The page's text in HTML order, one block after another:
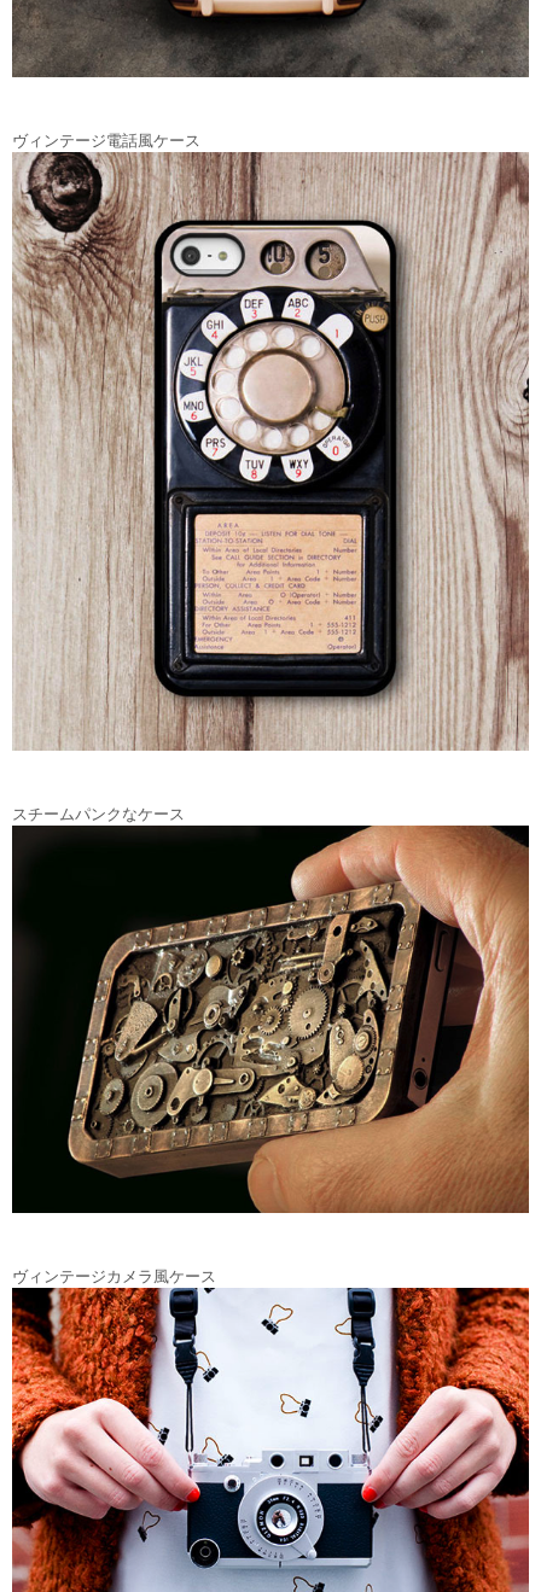
ヴィンテージ電話風ケース
スチームパンクなケース
ヴィンテージカメラ風ケース